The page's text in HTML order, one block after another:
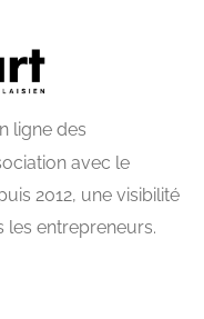
ligne des
avec le
2012, une visibilité
entrepreneurs.